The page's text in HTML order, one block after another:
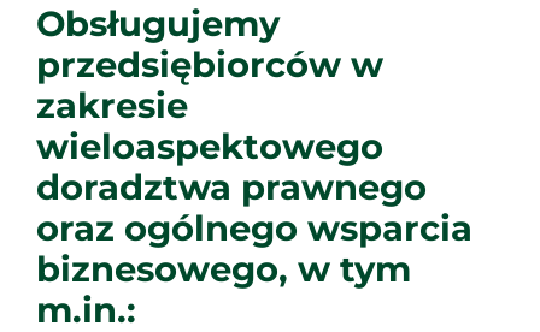
Obsługujemy
przedsiębiorców w
zakresie
wieloaspektowego
doradztwa prawnego
oraz ogólnego wsparcia
biznesowego, w tym
m.in.: